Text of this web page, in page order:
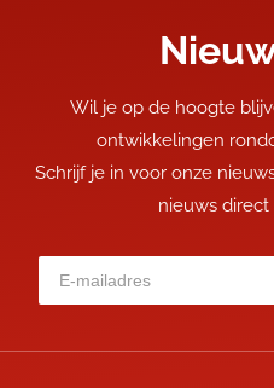
Wil je op de hoogte
ontwikkelingen
Schrijf je in voor onze
nieuws